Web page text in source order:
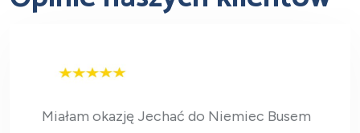
Miałam okazję Jechać do Niemiec Busem